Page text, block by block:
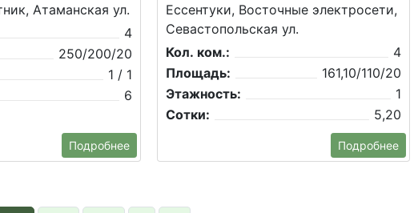
Атаманская ул.
4
250/200/20
1 / 1
6
Подробнее
Ессентуки, Восточные электросети,
Севастопольская ул.
Кол. ком.:
4
Площадь:
161,10/110/20
Этажность:
1
Сотки:
5,20
Подробнее